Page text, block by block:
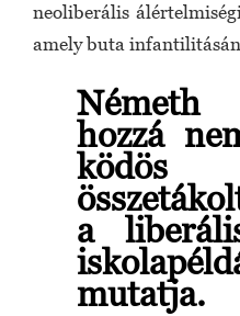
neoliberális
amely buta
hozzá
ködös
a
mutatja.